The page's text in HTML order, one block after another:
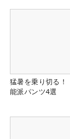
猛暑を乗り切る！
能派パンツ4選